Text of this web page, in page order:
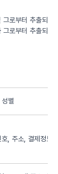
로부터 추출되어
로부터 추출되어
별
, 주소, 결제정보,